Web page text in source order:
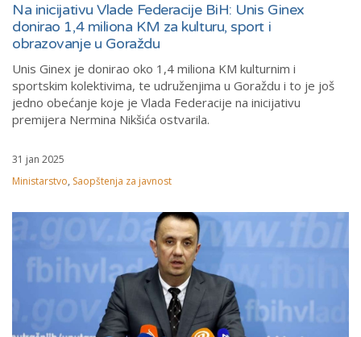
Na inicijativu Vlade Federacije BiH: Unis Ginex
donirao 1,4 miliona KM za kulturu, sport i
obrazovanje u Goraždu
Unis Ginex je donirao oko 1,4 miliona KM kulturnim i
sportskim kolektivima, te udruženjima u Goraždu i to je još
jedno obećanje koje je Vlada Federacije na inicijativu
premijera Nermina Nikšića ostvarila.
31 jan 2025
Ministarstvo, Saopštenja za javnost